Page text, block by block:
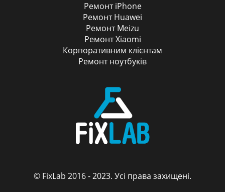
Ремонт iPhone
Ремонт Huawei
Ремонт Meizu
Ремонт Xiaomi
Корпоративним клієнтам
Ремонт ноутбуків
© FixLab 2016 - 2023. Усі права захищені.